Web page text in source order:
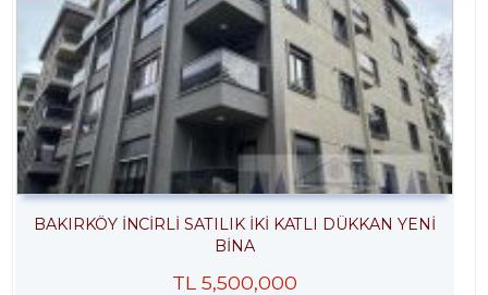
BAKIRKÖY İNCİRLİ SATILIK İKİ KATLI DÜKKAN YENİ
BİNA
TL 5,500,000